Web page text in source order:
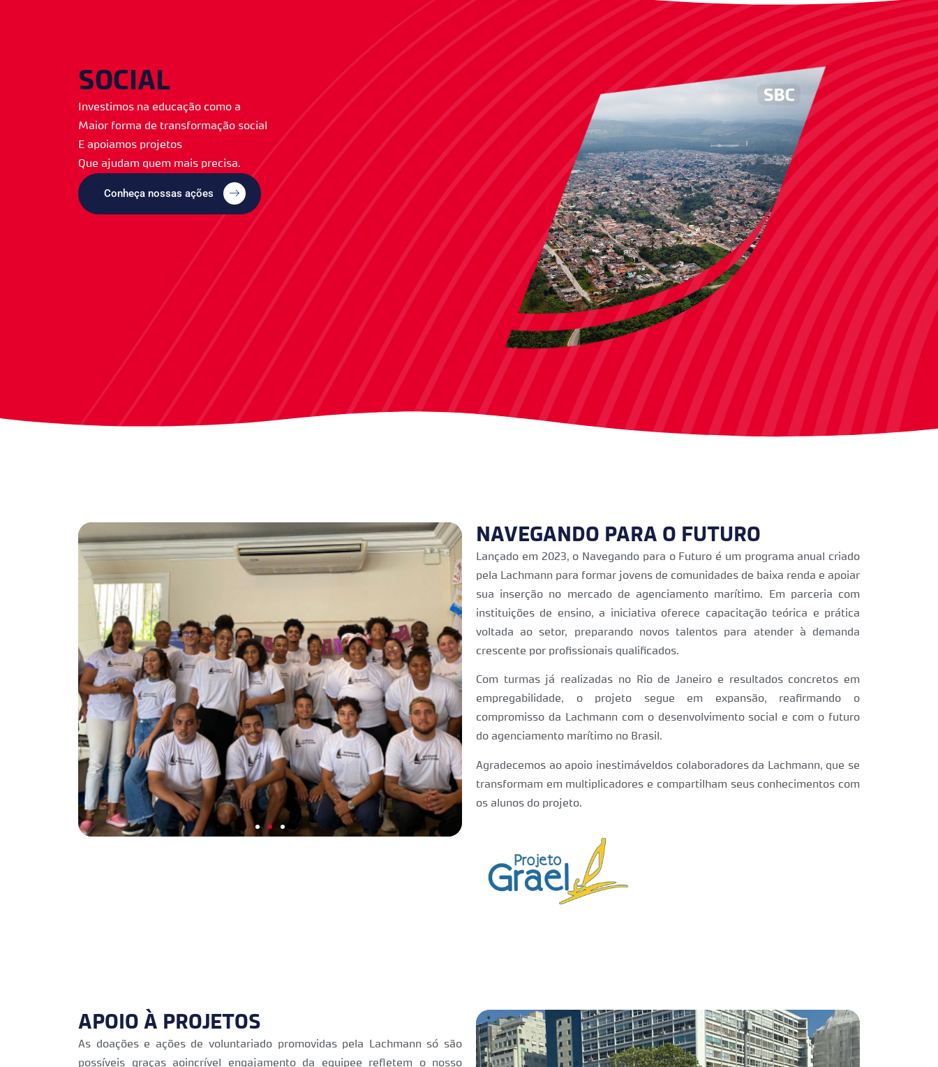
SOCIAL
Investimos na educação como a
Maior forma de transformação social
E apoiamos projetos
Que ajudam quem mais precisa.
Conheça nossas ações
Turma
NAVEGANDO PARA O FUTURO
Lançado em 2023, o Navegando para o Futuro é um programa anual criado
pela Lachmann para formar jovens de comunidades de baixa renda e apoiar
sua inserção no mercado de agenciamento marítimo. Em parceria com
instituições de ensino, a iniciativa oferece capacitação teórica e prática
voltada ao setor, preparando novos talentos para atender à demanda
crescente por profissionais qualificados.
Com turmas já realizadas no Rio de Janeiro e resultados concretos em
empregabilidade, o projeto segue em expansão, reafirmando o
compromisso da Lachmann com o desenvolvimento social e com o futuro
do agenciamento marítimo no Brasil.
Agradecemos ao apoio inestimáveldos colaboradores da Lachmann, que se
transformam em multiplicadores e compartilham seus conhecimentos com
os alunos do projeto.
APOIO À PROJETOS
As doações e ações de voluntariado promovidas pela Lachmann só são
possíveis graças aoincrível engajamento da equipee refletem o nosso